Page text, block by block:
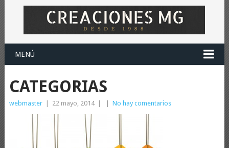
MENÚ
CATEGORIAS
webmaster 22 mayo, 2014 No hay comentarios